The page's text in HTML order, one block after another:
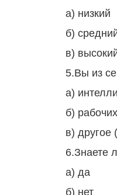
а) низкий
б)
в)
5.Вы из
а)
б) рабочих
в) другое
6.Знаете
а) да
б) нет